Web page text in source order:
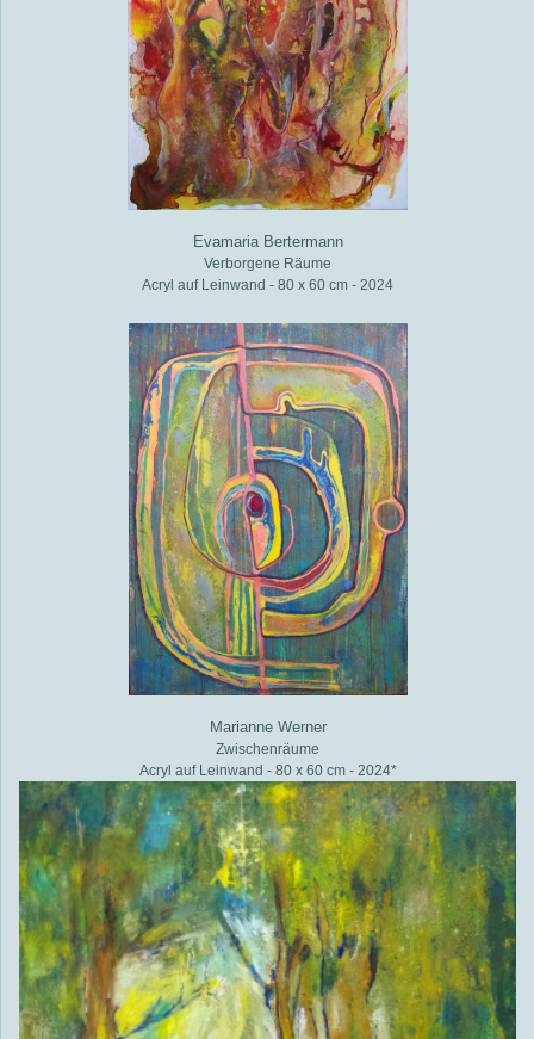
Evamaria Bertermann
Verborgene Räume
Acryl auf Leinwand - 80 x 60 cm - 2024
Marianne Werner
Zwischenräume
Acryl auf Leinwand - 80 x 60 cm - 2024*